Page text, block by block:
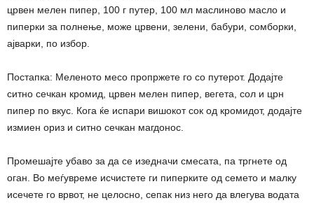
црвен мелен пипер, 100 г путер, 100 мл маслиново масло и
пиперки за полнење, може црвени, зелени, бабури, сомборки,
ајварки, по избор.
Постапка: Меленото месо пропржете го со путерот. Додајте
ситно сечкан кромид, црвен мелен пипер, вегета, сол и црн
пипер по вкус. Кога ќе испари вишокот сок од кромидот, додајте
измиен ориз и ситно сечкан магдонос.
Промешајте убаво за да се изедначи смесата, па тргнете од
оган. Во меѓувреме исчистете ги пиперките од семето и малку
исечете го врвот, не целосно, сепак низ него да влегува водата